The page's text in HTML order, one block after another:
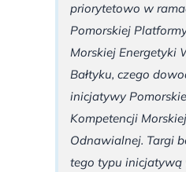
priorytetowo w
Pomorskiej
Morskiej Energetyki
Bałtyku, czego
inicjatywy
Kompetencji
Odnawialnej. Targi
tego typu inicjatywą